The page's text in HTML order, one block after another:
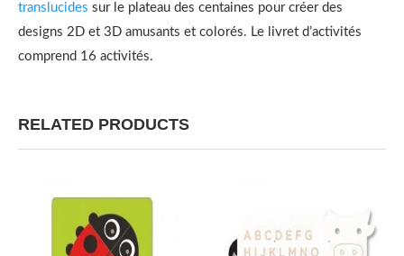
translucides sur le plateau des centaines pour créer des
designs 2D et 3D amusants et colorés. Le livret d’activités
comprend 16 activités.
RELATED PRODUCTS